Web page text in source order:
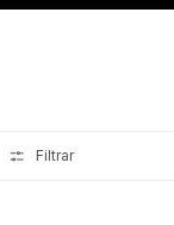
Filtrar